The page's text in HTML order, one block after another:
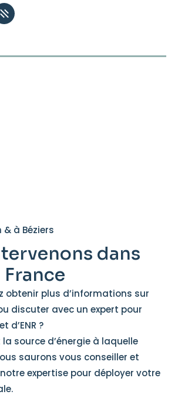
& à Béziers
dans
obtenir plus d’informations sur
discuter avec un expert pour
d’ENR ?
source d’énergie à laquelle
saurons vous conseiller et
expertise pour déployer votre